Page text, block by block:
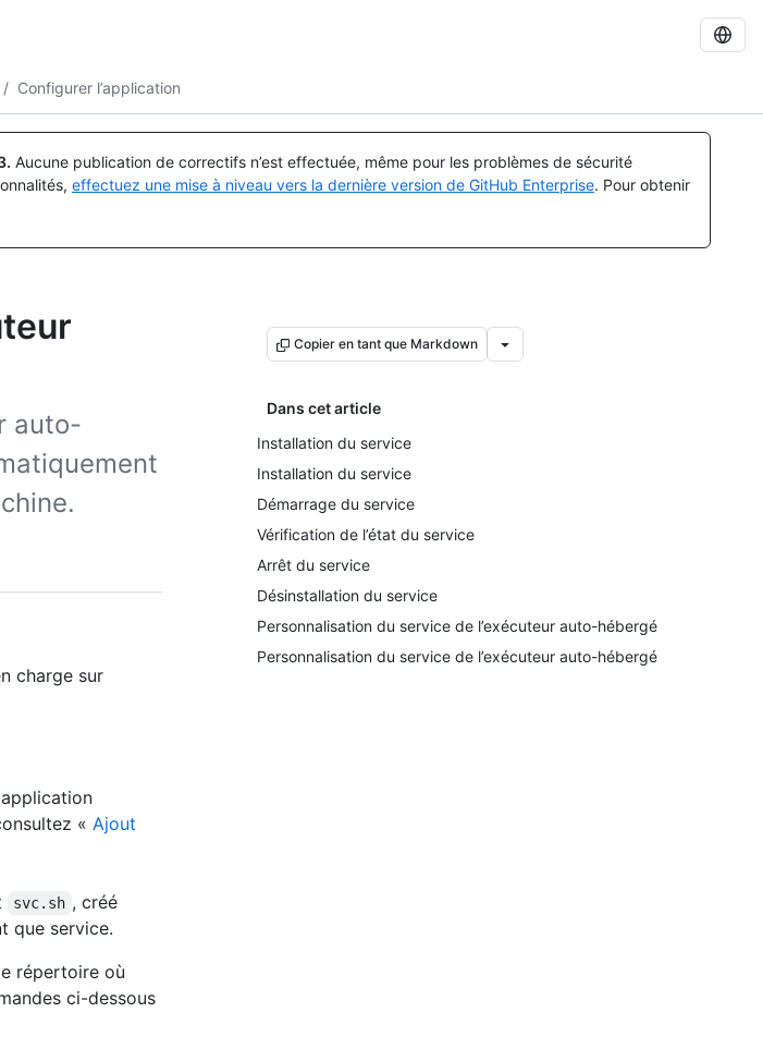
/ Configurer l’application
. Aucune publication de correctifs n’est effectuée, même pour les problèmes de sécurité
effectuez une mise à niveau vers la dernière version de GitHub Enterprise. Pour obtenir
auto-
Copier en tant que Markdown
Dans cet article
Installation du service
Installation du service
Démarrage du service
Vérification de l’état du service
Arrêt du service
Désinstallation du service
Personnalisation du service de l’exécuteur auto-hébergé
Personnalisation du service de l’exécuteur auto-hébergé
charge sur
« Ajout
svc.sh , créé
que service.
répertoire où
ci-dessous